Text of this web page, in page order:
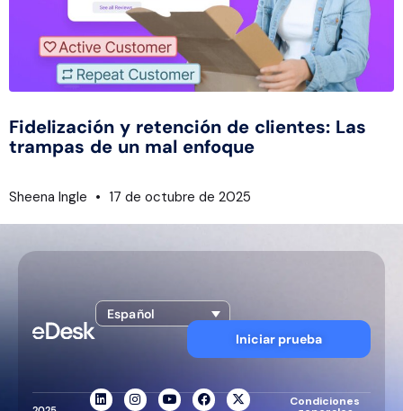
Fidelización y retención de clientes: Las
trampas de un mal enfoque
Sheena Ingle 17 de octubre de 2025
Español
Iniciar prueba
Condiciones